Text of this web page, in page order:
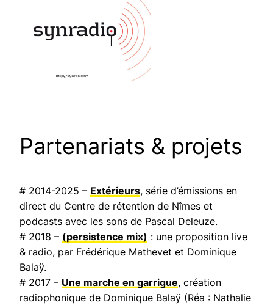
Partenariats & projets
# 2014-2025 – Extérieurs, série d’émissions en
direct du Centre de rétention de Nîmes et
podcasts avec les sons de Pascal Deleuze.
# 2018 – (persistence mix) : une proposition live
& radio, par Frédérique Mathevet et Dominique
Balaÿ.
# 2017 – Une marche en garrigue, création
radiophonique de Dominique Balaÿ (Réa : Nathalie